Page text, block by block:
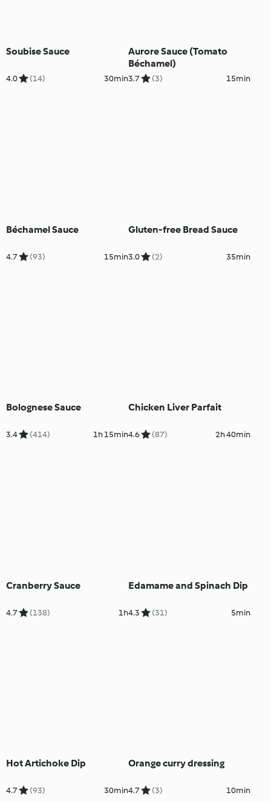
Soubise Sauce
4.0 (14) 30min
Aurore Sauce (Tomato
Béchamel)
3.7 (3) 15min
Béchamel Sauce
4.7 (93) 15min
Gluten-free Bread Sauce
3.0 (2) 35min
Bolognese Sauce
3.4 (414) 1h 15min
Chicken Liver Parfait
4.6 (87) 2h 40min
Cranberry Sauce
4.7 (138) 1h
Edamame and Spinach Dip
4.3 (31) 5min
Hot Artichoke Dip
4.7 (93) 30min
Orange curry dressing
4.7 (3) 10min